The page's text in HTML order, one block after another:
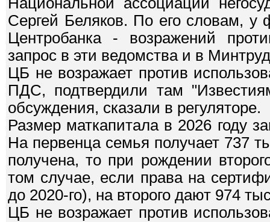
Сергей Беляков. По его словам,
Центробанка - возражений
запрос в эти ведомства и в
ЦБ не возражает против
ПДС, подтвердили там
обсуждения, сказали в регуляторе.
Размер маткапитала в 2026 году
На первенца семья получает 737
получена, то при рождении
том случае, если права на
до 2020-го), на второго дают 974
ЦБ не возражает против